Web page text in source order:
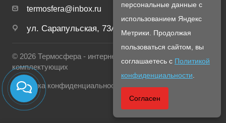
termosfera@inbox.ru
ул. Сарапульская, 73А
© 2026 Термосфера - интернет магазин печей и
комплектующих
Политика конфиденциальности
персональные данные с
использованием Яндекс
Метрики. Продолжая
пользоваться сайтом, вы
соглашаетесь с Политикой
конфиденциальности
Согласен